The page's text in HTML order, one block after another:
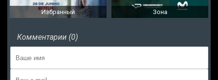
Избранный Зона
Комментарии (0)